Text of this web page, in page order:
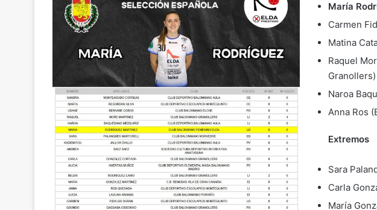
María
Carmen
Matina
Raquel
Granollers)
Naroa
Anna Ros
Extremos
Sara
Carla
María